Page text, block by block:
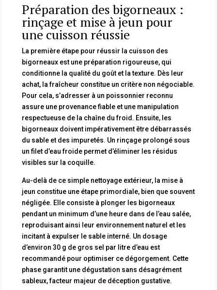
Préparation des bigorneaux :
rinçage et mise à jeun pour
une cuisson réussie
La première étape pour réussir la cuisson des
bigorneaux est une préparation rigoureuse, qui
conditionne la qualité du goût et la texture. Dès leur
achat, la fraîcheur constitue un critère non négociable.
Pour cela, s’adresser à un poissonnier reconnu
assure une provenance fiable et une manipulation
respectueuse de la chaîne du froid. Ensuite, les
bigorneaux doivent impérativement être débarrassés
du sable et des impuretés. Un rinçage prolongé sous
un filet d’eau froide permet d’éliminer les résidus
visibles sur la coquille.
Au-delà de ce simple nettoyage extérieur, la mise à
jeun constitue une étape primordiale, bien que souvent
négligée. Elle consiste à plonger les bigorneaux
pendant un minimum d’une heure dans de l’eau salée,
reproduisant ainsi leur environnement naturel et les
incitant à expulser le sable interné. Un dosage
d’environ 30 g de gros sel par litre d’eau est
recommandé pour optimiser ce dégorgement. Cette
phase garantit une dégustation sans désagrément
sableux, facteur majeur de déception gustative.